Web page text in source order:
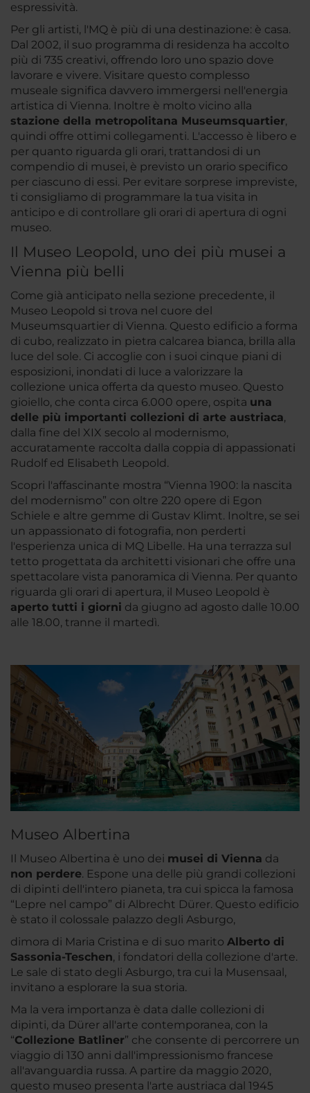
espressività.
Per gli artisti, l'MQ è più di una destinazione: è casa.
Dal 2002, il suo programma di residenza ha accolto
più di 735 creativi, offrendo loro uno spazio dove
lavorare e vivere. Visitare questo complesso
museale significa davvero immergersi nell'energia
artistica di Vienna. Inoltre è molto vicino alla
stazione della metropolitana Museumsquartier,
quindi offre ottimi collegamenti. L'accesso è libero e
per quanto riguarda gli orari, trattandosi di un
compendio di musei, è previsto un orario specifico
per ciascuno di essi. Per evitare sorprese impreviste,
ti consigliamo di programmare la tua visita in
anticipo e di controllare gli orari di apertura di ogni
museo.
Il Museo Leopold, uno dei più musei a
Vienna più belli
Come già anticipato nella sezione precedente, il
Museo Leopold si trova nel cuore del
Museumsquartier di Vienna. Questo edificio a forma
di cubo, realizzato in pietra calcarea bianca, brilla alla
luce del sole. Ci accoglie con i suoi cinque piani di
esposizioni, inondati di luce a valorizzare la
collezione unica offerta da questo museo. Questo
gioiello, che conta circa 6.000 opere, ospita una
delle più importanti collezioni di arte austriaca,
dalla fine del XIX secolo al modernismo,
accuratamente raccolta dalla coppia di appassionati
Rudolf ed Elisabeth Leopold.
Scopri l'affascinante mostra “Vienna 1900: la nascita
del modernismo” con oltre 220 opere di Egon
Schiele e altre gemme di Gustav Klimt. Inoltre, se sei
un appassionato di fotografia, non perderti
l'esperienza unica di MQ Libelle. Ha una terrazza sul
tetto progettata da architetti visionari che offre una
spettacolare vista panoramica di Vienna. Per quanto
riguarda gli orari di apertura, il Museo Leopold è
aperto tutti i giorni da giugno ad agosto dalle 10.00
alle 18.00, tranne il martedì.
Museo Albertina
Il Museo Albertina è uno dei musei di Vienna da
non perdere. Espone una delle più grandi collezioni
di dipinti dell'intero pianeta, tra cui spicca la famosa
“Lepre nel campo” di Albrecht Dürer. Questo edificio
è stato il colossale palazzo degli Asburgo,
dimora di Maria Cristina e di suo marito Alberto di
Sassonia-Teschen, i fondatori della collezione d'arte.
Le sale di stato degli Asburgo, tra cui la Musensaal,
invitano a esplorare la sua storia.
Ma la vera importanza è data dalle collezioni di
dipinti, da Dürer all'arte contemporanea, con la
“Collezione Batliner” che consente di percorrere un
viaggio di 130 anni dall'impressionismo francese
all'avanguardia russa. A partire da maggio 2020,
questo museo presenta l'arte austriaca dal 1945